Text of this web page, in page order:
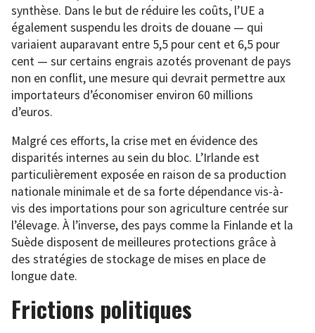
synthèse. Dans le but de réduire les coûts, l’UE a
également suspendu les droits de douane — qui
variaient auparavant entre 5,5 pour cent et 6,5 pour
cent — sur certains engrais azotés provenant de pays
non en conflit, une mesure qui devrait permettre aux
importateurs d’économiser environ 60 millions
d’euros.
Malgré ces efforts, la crise met en évidence des
disparités internes au sein du bloc. L’Irlande est
particulièrement exposée en raison de sa production
nationale minimale et de sa forte dépendance vis-à-
vis des importations pour son agriculture centrée sur
l’élevage. À l’inverse, des pays comme la Finlande et la
Suède disposent de meilleures protections grâce à
des stratégies de stockage de mises en place de
longue date.
Frictions politiques